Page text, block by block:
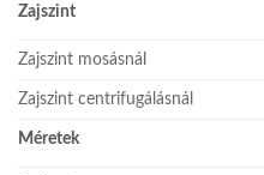
Zajszint
Zajszint mosásnál
Zajszint centrifugálásnál
Méretek